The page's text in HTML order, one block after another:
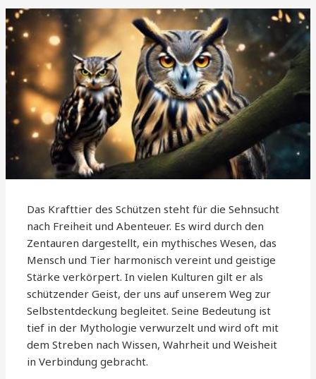
Das Krafttier des Schützen steht für die Sehnsucht
nach Freiheit und Abenteuer. Es wird durch den
Zentauren dargestellt, ein mythisches Wesen, das
Mensch und Tier harmonisch vereint und geistige
Stärke verkörpert. In vielen Kulturen gilt er als
schützender Geist, der uns auf unserem Weg zur
Selbstentdeckung begleitet. Seine Bedeutung ist
tief in der Mythologie verwurzelt und wird oft mit
dem Streben nach Wissen, Wahrheit und Weisheit
in Verbindung gebracht.